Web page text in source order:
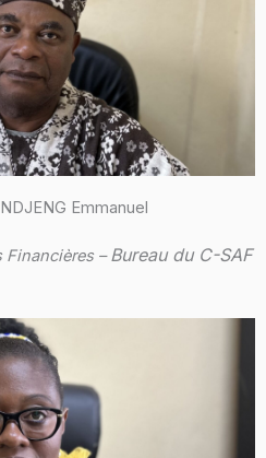
Emmanuel
Financières –Bureau du C-SAF